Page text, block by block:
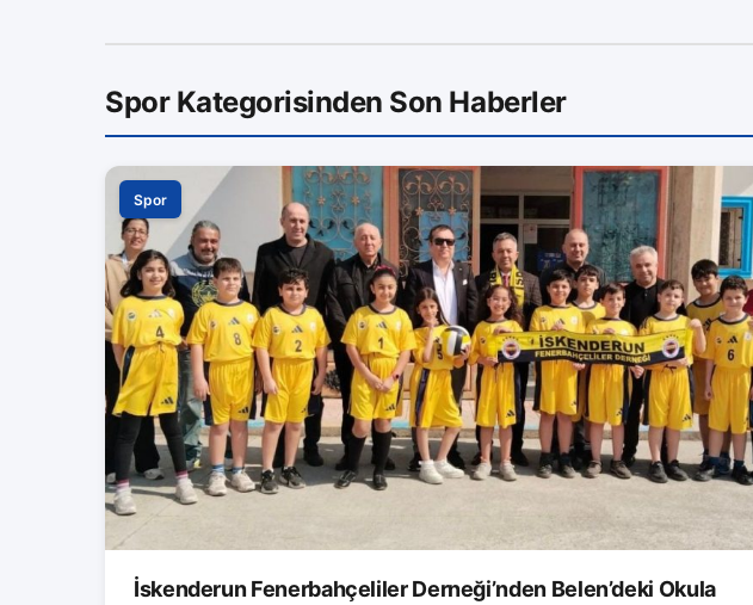
Spor Kategorisinden Son Haberler
Spor
İskenderun Fenerbahçeliler Derneği’nden Belen’deki Okula